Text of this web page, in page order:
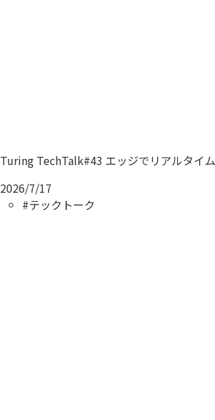
Turing TechTalk#43 エッジでリアルタイ
2026/7/17
#テックトーク